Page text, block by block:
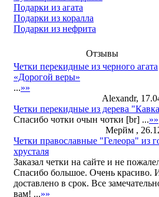
Подарки из агата
Подарки из коралла
Подарки из нефрита
Отзывы
Четки перекидные из черного агата
«Дорогой веры»
...»»
Alexandr,
Четки перекидные из дерева
Спасибо чотки очын чотки [br] ...»»
Мерйм ,
Четки православные "Гелеора" из
хрусталя
Заказал четки на сайте и не
Спасибо большое. Очень красиво.
доставлено в срок. Все
вам! ...»»